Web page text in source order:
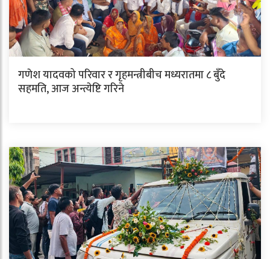
गणेश यादवको परिवार र गृहमन्त्रीबीच मध्यरातमा ८ बुँदे
सहमति, आज अन्त्येष्टि गरिने